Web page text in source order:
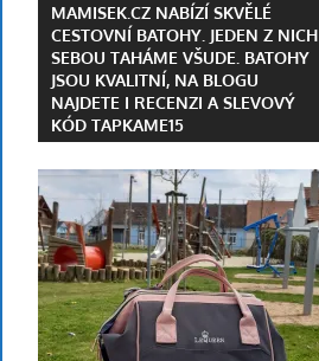
MAMISEK.CZ NABÍZÍ SKVĚLÉ
CESTOVNÍ BATOHY. JEDEN Z NICH
SEBOU TAHÁME VŠUDE. BATOHY
JSOU KVALITNÍ, NA BLOGU
NAJDETE I RECENZI A SLEVOVÝ
KÓD TAPKAME15